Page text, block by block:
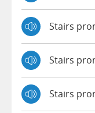
Stairs
Stairs
Stairs